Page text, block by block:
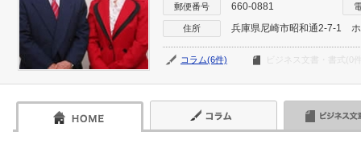
郵便番号 660-0881
住所 兵庫県尼崎市昭和通2-7-1
コラム(6件) ビジネス文書・書式(0